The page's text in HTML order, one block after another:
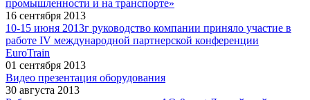
промышленности и на транспорте»
16 сентября 2013
10-15 июня 2013г руководство компании приняло участие в
работе IV международной партнерской конференции
EuroTrain
01 сентября 2013
Видео презентация оборудования
30 августа 2013